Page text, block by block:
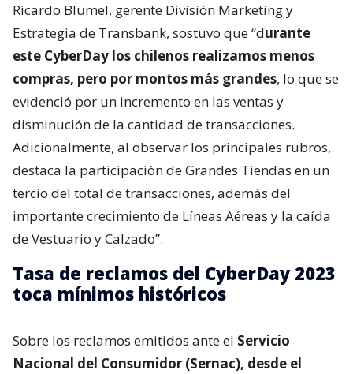
Ricardo Blümel, gerente División Marketing y
Estrategia de Transbank, sostuvo que “durante
este CyberDay los chilenos realizamos menos
compras, pero por montos más grandes, lo que se
evidenció por un incremento en las ventas y
disminución de la cantidad de transacciones.
Adicionalmente, al observar los principales rubros,
destaca la participación de Grandes Tiendas en un
tercio del total de transacciones, además del
importante crecimiento de Líneas Aéreas y la caída
de Vestuario y Calzado”.
Tasa de reclamos del CyberDay 2023
toca mínimos históricos
Sobre los reclamos emitidos ante el Servicio
Nacional del Consumidor (Sernac), desde el